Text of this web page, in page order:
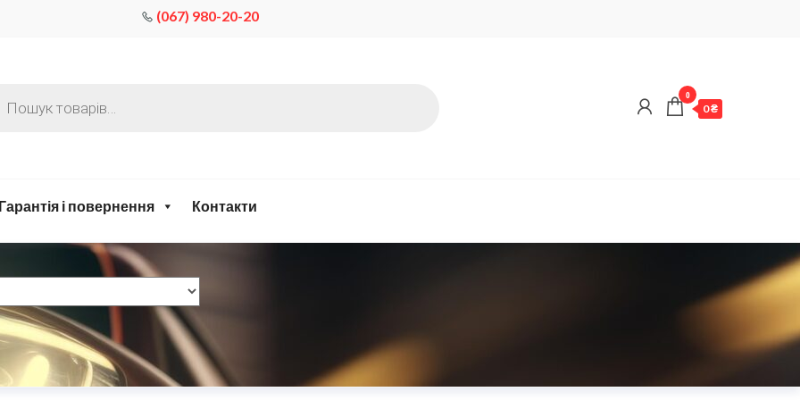
(067) 980-20-20
0
0 ₴
Гарантія і повернення Контакти